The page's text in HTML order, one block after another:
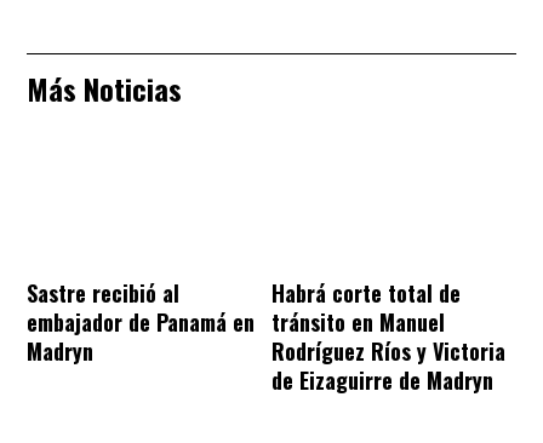
Más Noticias
Sastre recibió al
embajador de Panamá en
Madryn
Habrá corte total de
tránsito en Manuel
Rodríguez Ríos y Victoria
de Eizaguirre de Madryn